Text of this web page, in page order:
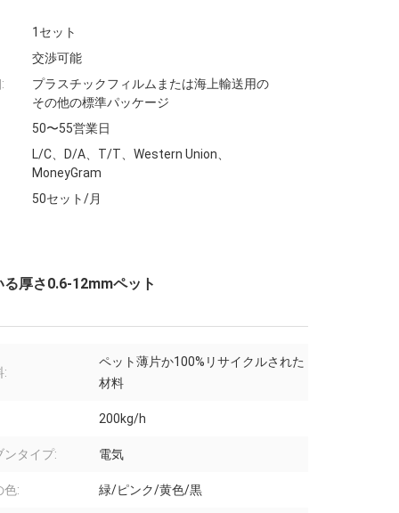
1セット
交渉可能
プラスチックフィルムまたは海上輸送用の
その他の標準パッケージ
50〜55営業日
L/C、D/A、T/T、Western Union、
MoneyGram
50セット/月
厚さ0.6-12mmペット
:
ペット薄片か100%リサイクルされた
材料
200kg/h
ンタイプ: 電気
色: 緑/ピンク/黄色/黒